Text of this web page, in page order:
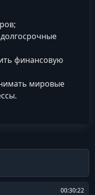
финансовую
мировые
00:30:22